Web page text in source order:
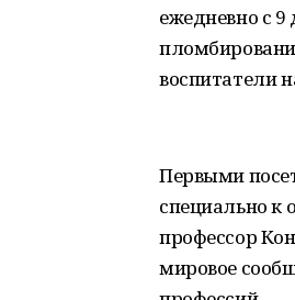
ежедневно с 9
воспитатели
Первыми
специально к
профессор
мировое